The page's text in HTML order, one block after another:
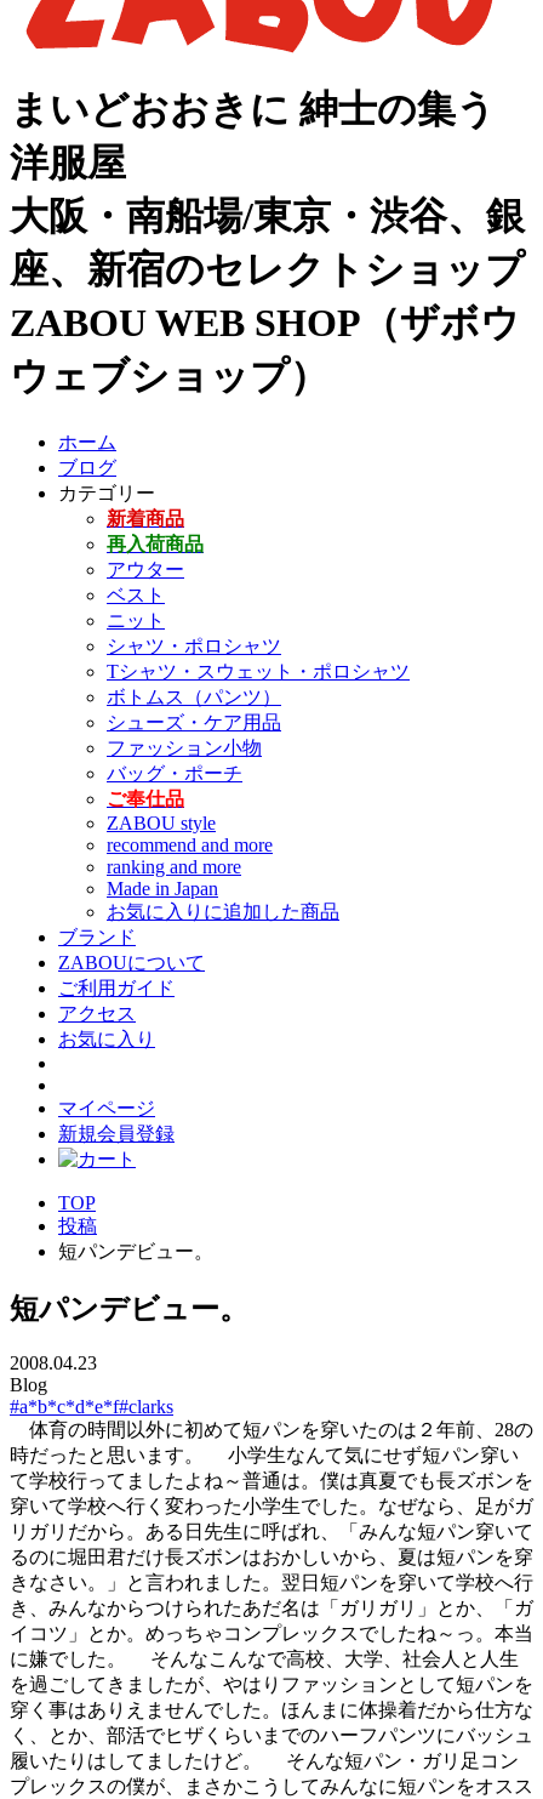
まいどおおきに 紳士の集う
洋服屋
大阪・南船場/東京・渋谷、銀
座、新宿のセレクトショップ
ZABOU WEB SHOP（ザボウ
ウェブショップ）
ホーム
ブログ
カテゴリー
新着商品
再入荷商品
アウター
ベスト
ニット
シャツ・ポロシャツ
Tシャツ・スウェット・ポロシャツ
ボトムス（パンツ）
シューズ・ケア用品
ファッション小物
バッグ・ポーチ
ご奉仕品
ZABOU style
recommend and more
ranking and more
Made in Japan
お気に入りに追加した商品
ブランド
ZABOUについて
ご利用ガイド
アクセス
お気に入り
マイページ
新規会員登録
TOP
投稿
短パンデビュー。
短パンデビュー。
2008.04.23
Blog
#a*b*c*d*e*f#clarks
体育の時間以外に初めて短パンを穿いたのは２年前、28の
時だったと思います。 小学生なんて気にせず短パン穿い
て学校行ってましたよね～普通は。僕は真夏でも長ズボンを
穿いて学校へ行く変わった小学生でした。なぜなら、足がガ
リガリだから。ある日先生に呼ばれ、「みんな短パン穿いて
るのに堀田君だけ長ズボンはおかしいから、夏は短パンを穿
きなさい。」と言われました。翌日短パンを穿いて学校へ行
き、みんなからつけられたあだ名は「ガリガリ」とか、「ガ
イコツ」とか。めっちゃコンプレックスでしたね～っ。本当
に嫌でした。 そんなこんなで高校、大学、社会人と人生
を過ごしてきましたが、やはりファッションとして短パンを
穿く事はありえませんでした。ほんまに体操着だから仕方な
く、とか、部活でヒザくらいまでのハーフパンツにバッシュ
履いたりはしてましたけど。 そんな短パン・ガリ足コン
プレックスの僕が、まさかこうしてみんなに短パンをオスス